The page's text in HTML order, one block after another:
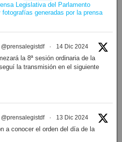
Legislativa del Parlamento
generadas por la prensa
@prensalegistdf · 14 Dic 2024
la 8ª sesión ordinaria de la
la transmisión en el siguiente
@prensalegistdf · 13 Dic 2024
a conocer el orden del día de la